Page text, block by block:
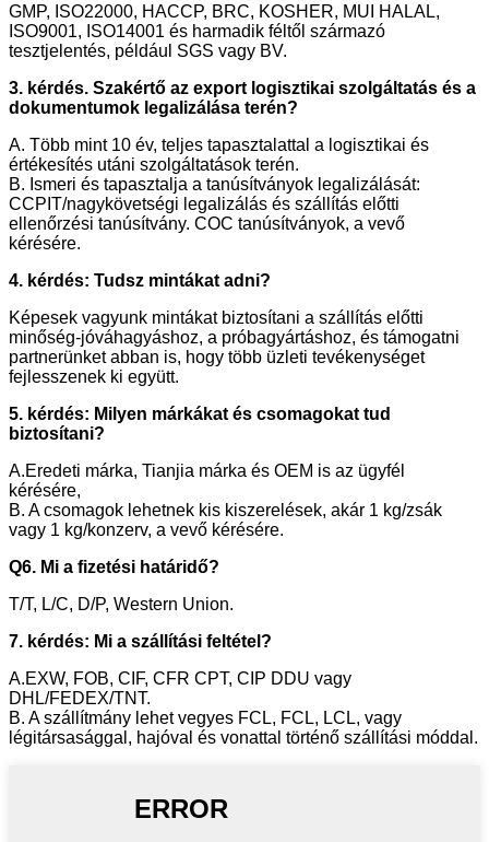
GMP, ISO22000, HACCP, BRC, KOSHER, MUI HALAL,
ISO9001, ISO14001 és harmadik féltől származó
tesztjelentés, például SGS vagy BV.
3. kérdés. Szakértő az export logisztikai szolgáltatás és a
dokumentumok legalizálása terén?
A. Több mint 10 év, teljes tapasztalattal a logisztikai és
értékesítés utáni szolgáltatások terén.
B. Ismeri és tapasztalja a tanúsítványok legalizálását:
CCPIT/nagykövetségi legalizálás és szállítás előtti
ellenőrzési tanúsítvány. COC tanúsítványok, a vevő
kérésére.
4. kérdés: Tudsz mintákat adni?
Képesek vagyunk mintákat biztosítani a szállítás előtti
minőség-jóváhagyáshoz, a próbagyártáshoz, és támogatni
partnerünket abban is, hogy több üzleti tevékenységet
fejlesszenek ki együtt.
5. kérdés: Milyen márkákat és csomagokat tud
biztosítani?
A.Eredeti márka, Tianjia márka és OEM is az ügyfél
kérésére,
B. A csomagok lehetnek kis kiszerelések, akár 1 kg/zsák
vagy 1 kg/konzerv, a vevő kérésére.
Q6. Mi a fizetési határidő?
T/T, L/C, D/P, Western Union.
7. kérdés: Mi a szállítási feltétel?
A.EXW, FOB, CIF, CFR CPT, CIP DDU vagy
DHL/FEDEX/TNT.
B. A szállítmány lehet vegyes FCL, FCL, LCL, vagy
légitársasággal, hajóval és vonattal történő szállítási móddal.